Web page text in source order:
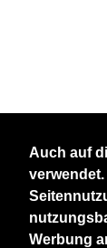
Auch auf
Werbung
Nehmen